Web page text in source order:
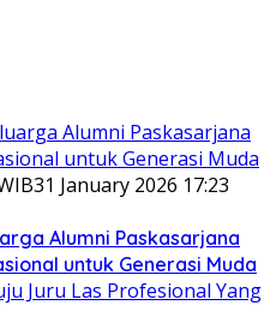
31 January 2026 17:23
Alumni Paskasarjana
untuk Generasi Muda